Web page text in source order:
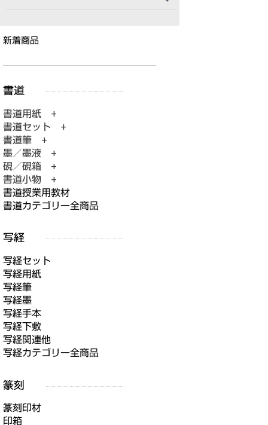
新着商品
書道用紙 +
書道セット +
書道筆 +
墨／墨液 +
硯／硯箱 +
書道小物 +
書道授業用教材
書道カテゴリー全商品
写経セット
写経用紙
写経筆
写経墨
写経手本
写経下敷
写経関連他
写経カテゴリー全商品
篆刻印材
印箱